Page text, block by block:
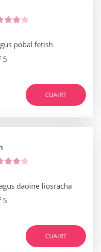
pobal fetish
5
CUAIRT
daoine fiosracha
5
CUAIRT